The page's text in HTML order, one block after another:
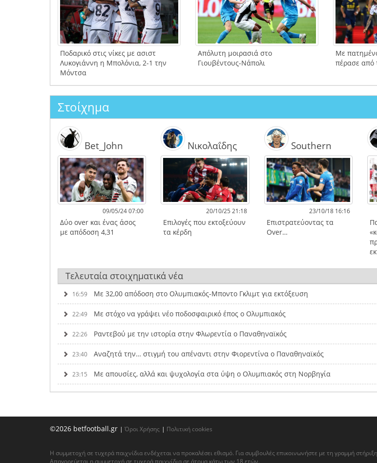
Ποδαρικό στις νίκες με ασιστ
Λυκογιάννη η Μπολόνια, 2-1 την
Μόντσα
Απόλυτη μοιρασιά στο
Γιουβέντους-Νάπολι
Με
πέρασε από
Στοίχημα
Bet_John
09/05/24 07:00
Δύο over και ένας άσος
με απόδοση 4,31
Νικολαΐδης
20/10/25 21:18
Επιλογές που εκτοξεύουν
τα κέρδη
Southern
23/10/18 16:16
Επιστρατεύοντας τα
Over…
Τελευταία στοιχηματικά νέα
16:59 Με 32,00 απόδοση στο Ολυμπιακός-Μποντο Γκλιμτ για εκτόξευση
22:49 Με στόχο να γράψει νέο ποδοσφαιρικό έπος ο Ολυμπιακός
22:26 Ραντεβού με την ιστορία στην Φλωρεντία ο Παναθηναϊκός
23:40 Αναζητά την… στιγμή του απέναντι στην Φιορεντίνα ο Παναθηναϊκός
23:15 Με απουσίες, αλλά και ψυχολογία στα ύψη ο Ολυμπιακός στη Νορβηγία
©2026 betfootball.gr | Όροι Χρήσης | Πολιτική cookies
Η συμμετοχή σε τυχερά παιχνίδια ενδέχεται να προκαλέσει εθισμό. Για συμβουλές επικοινωνήστε με τη γραμμή
Απαγορεύεται η συμμετοχή σε τυχερά παιχνίδια σε άτομα κάτω των 18 ετών.